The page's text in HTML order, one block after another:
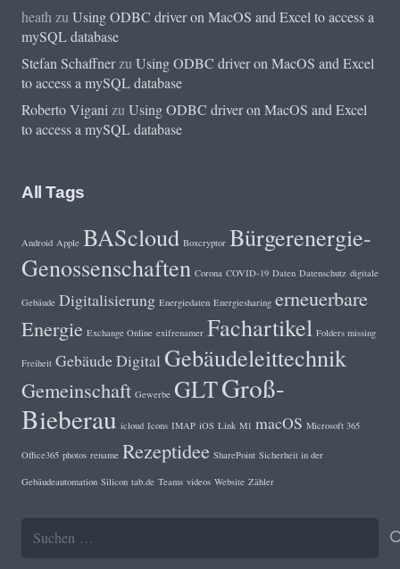
heath zu Using ODBC driver on MacOS and Excel to access a
mySQL database
Stefan Schaffnerzu Using ODBC driver on MacOS and Excel
to access a mySQL database
Roberto Vigani zu Using ODBC driver on MacOS and Excel
to access a mySQL database
All Tags
Android Apple BAScloud Boxcryptor Bürgerenergie-
Genossenschaften Corona COVID-19 Daten Datenschutz digitale
Gebäude Digitalisierung Energiedaten Energiesharing erneuerbare
Energie Exchange Online exifrenamer Fachartikel Folders missing
Freiheit Gebäude Digital Gebäudeleittechnik
Gemeinschaft Gewerbe GLTGroß-
Bieberau icloud Icons IMAP iOS Link M1 macOS Microsoft 365
Office365 photos rename Rezeptidee SharePoint Sicherheit in der
Gebäudeautomation Silicon tab.de Teams videos Website Zähler
Suchen